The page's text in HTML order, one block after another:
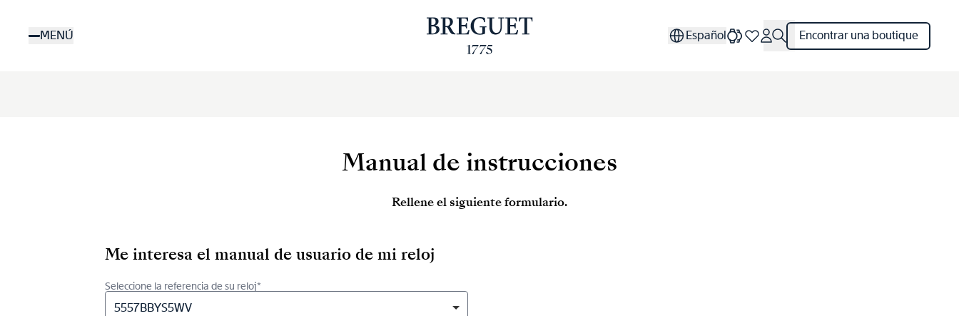
contenidoMENÚ Español Encontrar una boutique
Manual de instrucciones
Rellene el siguiente formulario.
Me interesa el manual de usuario de mi reloj
Seleccione la referencia de su reloj*
5557BBYS5WV